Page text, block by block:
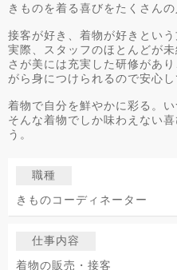
きものを着る喜びをたくさんの
接客が好き、着物が好きとい
実際、スタッフのほとんどが未
さが美には充実した研修があ
がら身につけられるので安心し
着物で自分を鮮やかに彩る。
そんな着物でしか味わえない
う。
職種
きものコーディネーター
仕事内容
着物の販売・接客